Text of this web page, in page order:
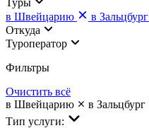
в Швейцарию
в Зальцбург
Откуда
Туроператор
Фильтры
Очистить всё
в Швейцарию
в Зальцбург
Тип услуги: